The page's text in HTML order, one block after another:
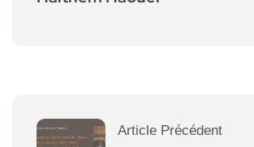
Article Précédent